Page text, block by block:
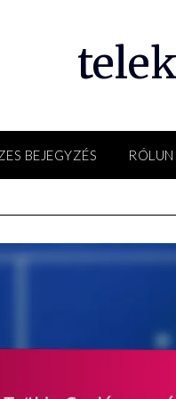
BEJEGYZÉS